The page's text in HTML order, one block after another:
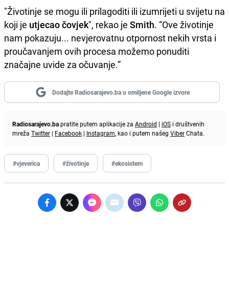
"Životinje se mogu ili prilagoditi ili izumrijeti u svijetu na
koji je utjecao čovjek", rekao je Smith. “Ove životinje
nam pokazuju... nevjerovatnu otpornost nekih vrsta i
proučavanjem ovih procesa možemo ponuditi
značajne uvide za očuvanje.”
Dodajte Radiosarajevo.ba u omiljene Google izvore
Radiosarajevo.bapratite putem aplikacije za Android | iOS i društvenih
mreža Twitter | Facebook | Instagram, kao i putem našeg ViberChata.
#vjeverica #životinje #ekosistem